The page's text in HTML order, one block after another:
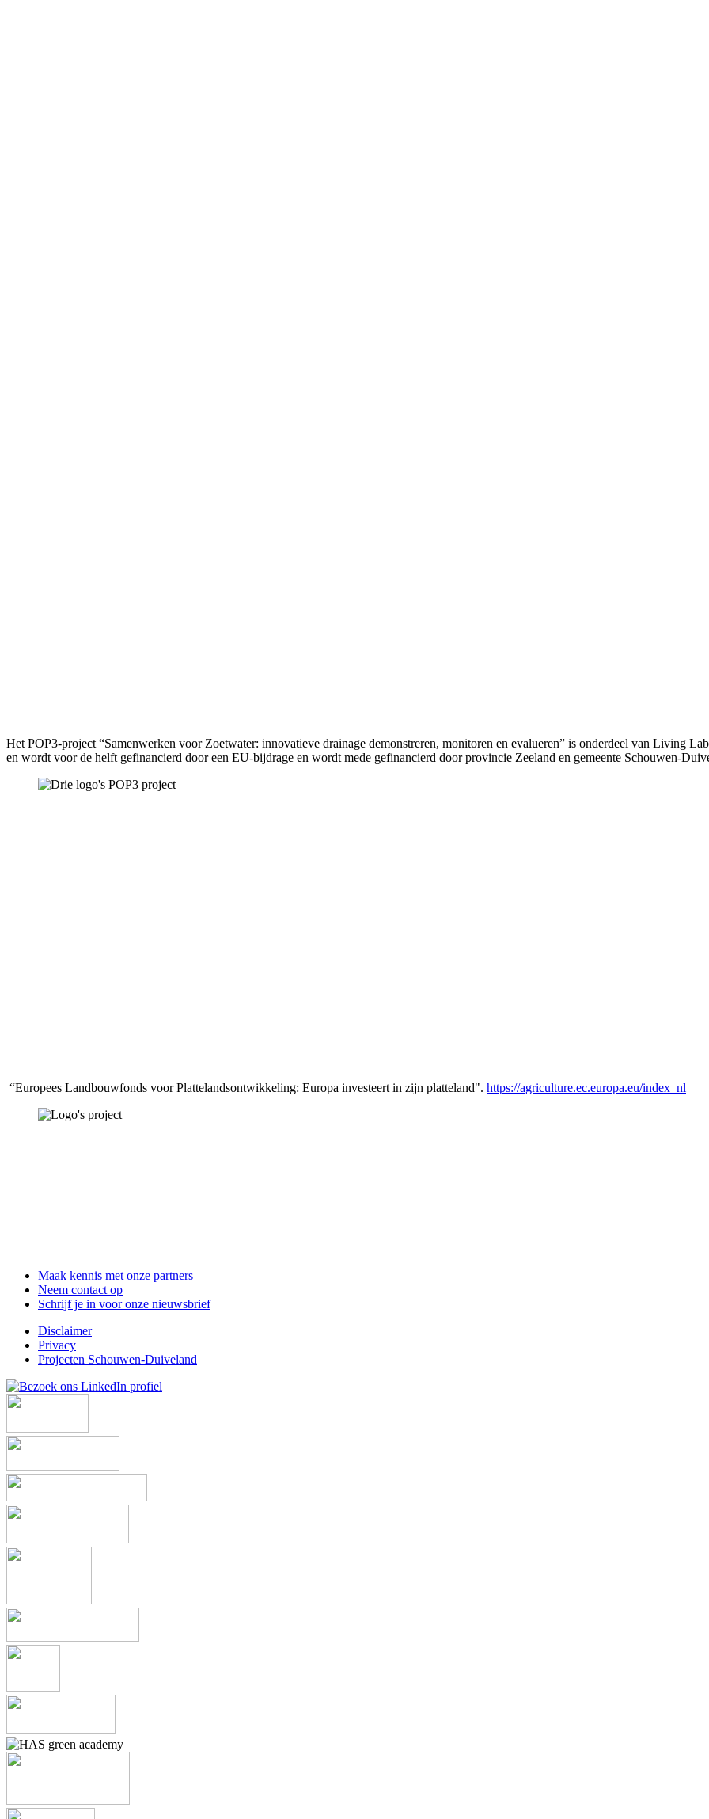
Het POP3-project “Samenwerken voor Zoetwater: innovatieve drainage demonstreren, monitoren en evalueren” is onderdeel van Living
en wordt voor de helft gefinancierd door een EU-bijdrage en wordt mede gefinancierd door provincie Zeeland en gemeente Schouwen-
“Europees Landbouwfonds voor Plattelandsontwikkeling: Europa investeert in zijn platteland". https://agriculture.ec.europa.eu/index_nl
Maak kennis met onze partners
Neem contact op
Schrijf je in voor onze nieuwsbrief
Disclaimer
Privacy
Projecten Schouwen-Duiveland